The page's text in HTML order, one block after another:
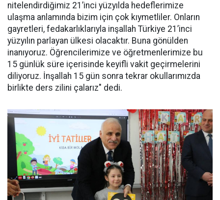
nitelendirdiğimiz 21’inci yüzyılda hedeflerimize
ulaşma anlamında bizim için çok kıymetliler. Onların
gayretleri, fedakarlıklarıyla inşallah Türkiye 21’inci
yüzyılın parlayan ülkesi olacaktır. Buna gönülden
inanıyoruz. Öğrencilerimize ve öğretmenlerimize bu
15 günlük süre içerisinde keyifli vakit geçirmelerini
diliyoruz. İnşallah 15 gün sonra tekrar okullarımızda
birlikte ders zilini çalarız" dedi.